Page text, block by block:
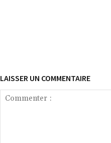
LAISSER UN COMMENTAIRE